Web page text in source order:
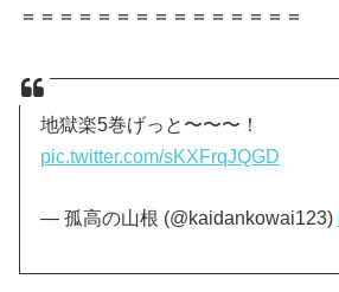
＝＝＝＝＝＝＝＝＝＝＝＝＝＝＝
地獄楽5巻げっと〜〜〜！
pic.twitter.com/sKXFrqJQGD
— 孤高の山根 (@kaidankowai123)